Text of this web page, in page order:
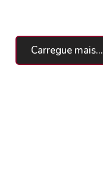
Carregue mais...